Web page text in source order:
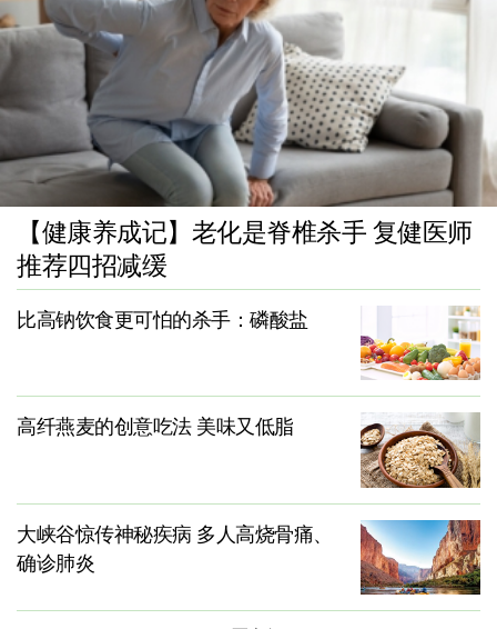
【健康养成记】老化是脊椎杀手 复健医师
推荐四招减缓
比高钠饮食更可怕的杀手：磷酸盐
高纤燕麦的创意吃法 美味又低脂
大峡谷惊传神秘疾病 多人高烧骨痛、
确诊肺炎